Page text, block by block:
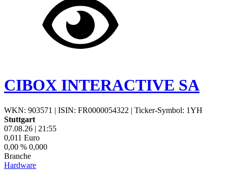
CIBOX INTERACTIVE SA
WKN: 903571 | ISIN: FR0000054322 | Ticker-Symbol: 1YH
Stuttgart
07.08.26 | 21:55
0,011 Euro
0,00 % 0,000
Branche
Hardware